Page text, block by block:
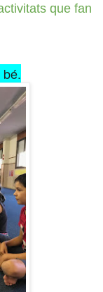
que fan